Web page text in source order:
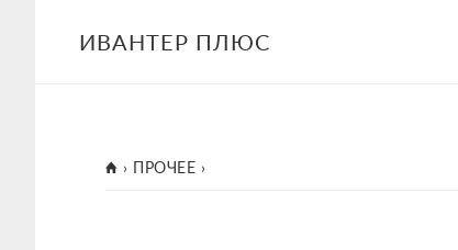
ИВАНТЕР ПЛЮС
ГЛАВНАЯ
› ПРОЧЕЕ ›